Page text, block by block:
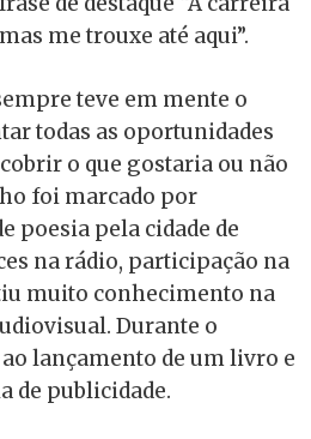
me trouxe até aqui”.
teve em mente o
todas as oportunidades
o que gostaria ou não
foi marcado por
poesia pela cidade de
na rádio, participação na
muito conhecimento na
Durante o
lançamento de um livro e
de publicidade.